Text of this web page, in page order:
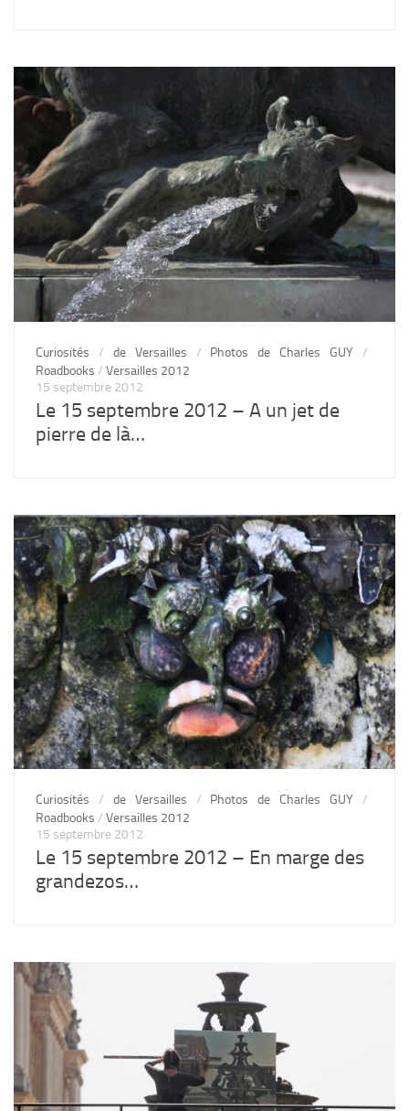
Curiosités / de Versailles / Photos de Charles GUY /
Roadbooks / Versailles 2012
15 septembre 2012
Le 15 septembre 2012 – A un jet de
pierre de là…
Curiosités / de Versailles / Photos de Charles GUY /
Roadbooks / Versailles 2012
15 septembre 2012
Le 15 septembre 2012 – En marge des
grandezos…